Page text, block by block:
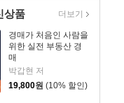
상품
경매가 처음인 사람을
위한 실전 부동산 경
매
박갑현 저
19,800원 (10% 할인)
더보기